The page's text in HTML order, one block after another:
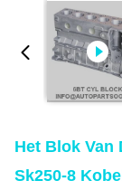
Het Blok Van
Sk250-8